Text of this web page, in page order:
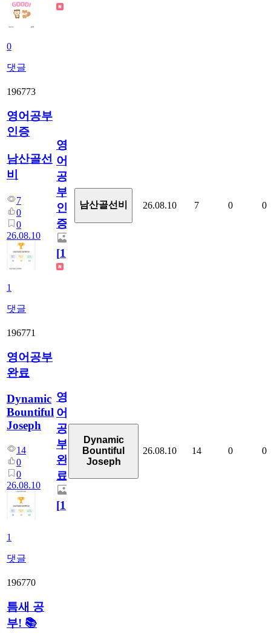
0
댓글
196773
영어공부
인증
남산골선
비
7
0
0
26.08.10
1
댓글
영
어
공
부
인
증
[1]
남산골선비 26.08.10 7 0 0
196771
영어공부
완료
Dynamic
Bountiful
Joseph
14
0
0
26.08.10
1
댓글
영
어
공
부
완
료
[1]
Dynamic
Bountiful
Joseph
26.08.10 14 0 0
196770
틈새 공
부! 📚